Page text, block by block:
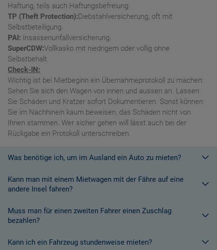
Haftung, teils auch Haftungsbefreiung.
TP (Theft Protection):Diebstahlversicherung, oft mit
Selbstbeteiligung.
PAI: Insassenunfallversicherung.
SuperCDW:Vollkasko mit niedrigem oder völlig ohne
Selbstbehalt.
Check-IN:
Wichtig ist bei Mietbeginn ein Übernahmeprotokoll zu machen:
Sehen Sie sich den Wagen von innen und aussen an. Lassen
Sie Schäden und Kratzer sofort Dokumentieren. Sonst können
Sie im Nachhinein kaum beweisen, das Schäden nicht von
Ihnen stammen. Wer sicher gehen will lässt auch bei der
Rückgabe ein Protokoll unterschreiben.
Was benötige ich, um im Ausland ein Auto zu mieten?
Mit einem europäischen Führerschein ist es kein Problem ein
Fahrzeug zu mieten. In Europa und bei den meisten
Kann man mit einem Mietwagen mit der Fähre auf eine
andere Insel fahren?
Die meisten Fahrzeugvermieter erlauben aus Gründen des
Versicherungsschutzes an Bord eines Schiffes nicht, dass ihre
Informationen finden Sie in den Bedingungen des Vermieters.
Muss man für einen zweiten Fahrer einen Zuschlag
bezahlen?
Ja. Für jeden zusätzlichen Fahrer muss am Zielort ein Zuschlag
Kann ich ein Fahrzeug stundenweise mieten?